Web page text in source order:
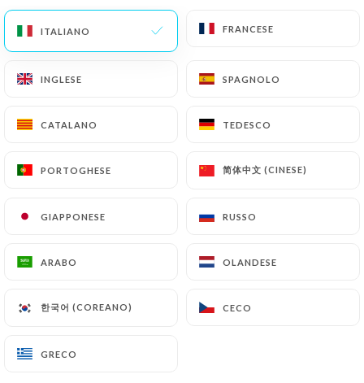
MENU
ITALIANO FRANCESE
INGLESE SPAGNOLO
CATALANO TEDESCO
PORTOGHESE 简体中文 (CINESE)
GIAPPONESE RUSSO
ARABO OLANDESE
한국어 (COREANO) CECO
GRECO
Contatto
ITALIANO FRANCESE
INGLESE SPAGNOLO
CATALANO TEDESCO
PORTOGHESE 简体中文 (CINESE)
GIAPPONESE RUSSO
ARABO OLANDESE
한국어 (COREANO) CECO
GRECO